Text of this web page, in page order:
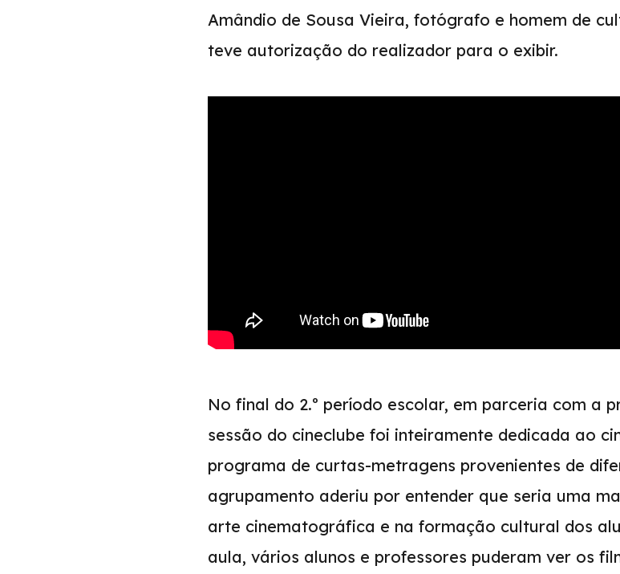
Amândio de Sousa Vieira, fotógrafo e homem de
teve autorização do realizador para o exibir.
No final do 2.º período escolar, em parceria com a
sessão do cineclube foi inteiramente dedicada ao
programa de curtas-metragens provenientes de
agrupamento aderiu por entender que seria uma
arte cinematográfica e na formação cultural dos
aula, vários alunos e professores puderam ver os